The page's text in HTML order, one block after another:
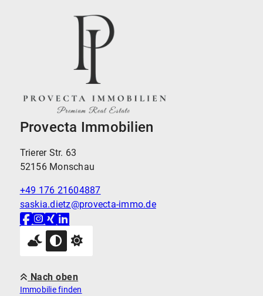
Provecta Immobilien
Trierer Str. 63
52156 Monschau
+49 176 21604887
saskia.dietz@provecta-immo.de
Nach oben
Immobilie finden